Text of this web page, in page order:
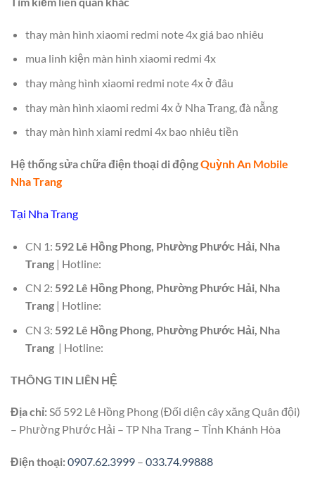
thay màn hình xiaomi redmi note 4x giá bao nhiêu
mua linh kiện màn hình xiaomi redmi 4x
thay màng hình xiaomi redmi note 4x ở đâu
thay màn hình xiaomi redmi 4x ở Nha Trang, đà nẵng
thay màn hình xiami redmi 4x bao nhiêu tiền
Hệ thống sửa chữa điện thoại di độngQuỳnh An Mobile
Nha Trang
Tại Nha Trang
CN 1: 592 Lê Hồng Phong, Phường Phước Hải, Nha
Trang| Hotline:
CN 2: 592 Lê Hồng Phong, Phường Phước Hải, Nha
Trang| Hotline:
CN 3: 592 Lê Hồng Phong, Phường Phước Hải, Nha
Trang| Hotline:
THÔNG TIN LIÊN HỆ
Địa chỉ:Số 592 Lê Hồng Phong (Đối diện cây xăng Quân đội)
– Phường Phước Hải – TP Nha Trang – Tỉnh Khánh Hòa
Điện thoại:0907.62.3999 – 033.74.99888